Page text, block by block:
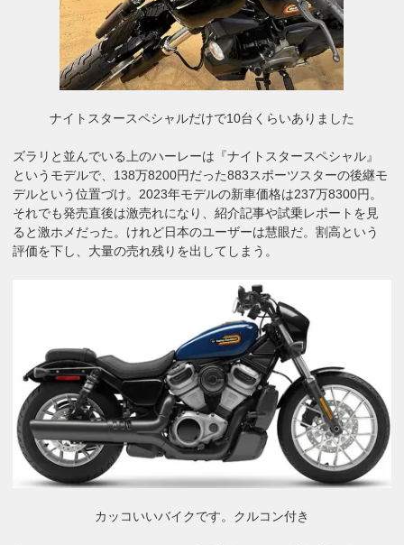
ナイトスタースペシャルだけで10台くらいありました
ズラリと並んでいる上のハーレーは『ナイトスタースペシャル』
というモデルで、138万8200円だった883スポーツスターの後継モ
デルという位置づけ。2023年モデルの新車価格は237万8300円。
それでも発売直後は激売れになり、紹介記事や試乗レポートを見
ると激ホメだった。けれど日本のユーザーは慧眼だ。割高という
評価を下し、大量の売れ残りを出してしまう。
カッコいいバイクです。クルコン付き